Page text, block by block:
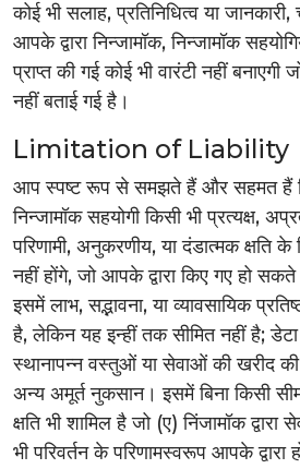
कोई भी सलाह, प्रतिनिधित्व या
आपके द्वारा निन्जामॉक, निन्जामॉक
प्राप्त की गई कोई भी वारंटी नहीं
नहीं बताई गई है।
Limitation of Liability
आप स्पष्ट रूप से समझते हैं और सहमत हैं
निन्जामॉक सहयोगी किसी भी प्रत्यक्ष,
परिणामी, अनुकरणीय, या दंडात्मक क्षति
नहीं होंगे, जो आपके द्वारा किए गए हो
इसमें लाभ, सद्भावना, या व्यावसायिक
है, लेकिन यह इन्हीं तक सीमित नहीं है;
स्थानापन्न वस्तुओं या सेवाओं की खरीद की
अन्य अमूर्त नुकसान। इसमें बिना किसी
क्षति भी शामिल है जो (ए) निंजामॉक
भी परिवर्तन के परिणामस्वरूप आपके द्वारा